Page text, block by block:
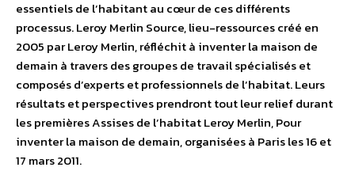
essentiels de l’habitant au cœur de ces différents
processus. Leroy Merlin Source, lieu-ressources créé en
2005 par Leroy Merlin, réfléchit à inventer la maison de
demain à travers des groupes de travail spécialisés et
composés d’experts et professionnels de l’habitat. Leurs
résultats et perspectives prendront tout leur relief durant
les premières Assises de l’habitat Leroy Merlin, Pour
inventer la maison de demain, organisées à Paris les 16 et
17 mars 2011.